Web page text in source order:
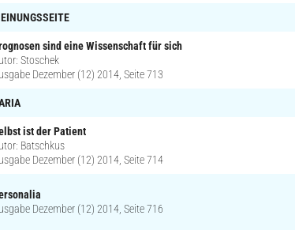
sind eine Wissenschaft für sich
Stoschek
Dezember (12) 2014, Seite 713
ist der Patient
Batschkus
Dezember (12) 2014, Seite 714
Dezember (12) 2014, Seite 716